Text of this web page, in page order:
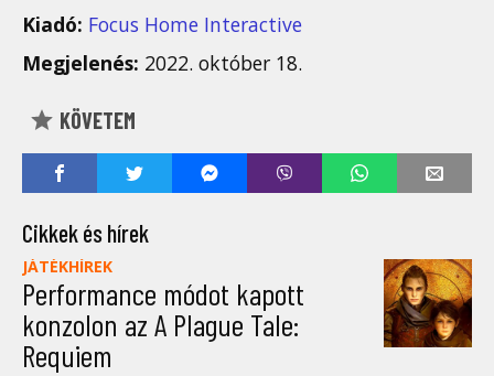
Kiadó: Focus Home Interactive
Megjelenés: 2022. október 18.
KÖVETEM
Cikkek és hírek
JÁTÉKHÍREK
Performance módot kapott
konzolon az A Plague Tale:
Requiem